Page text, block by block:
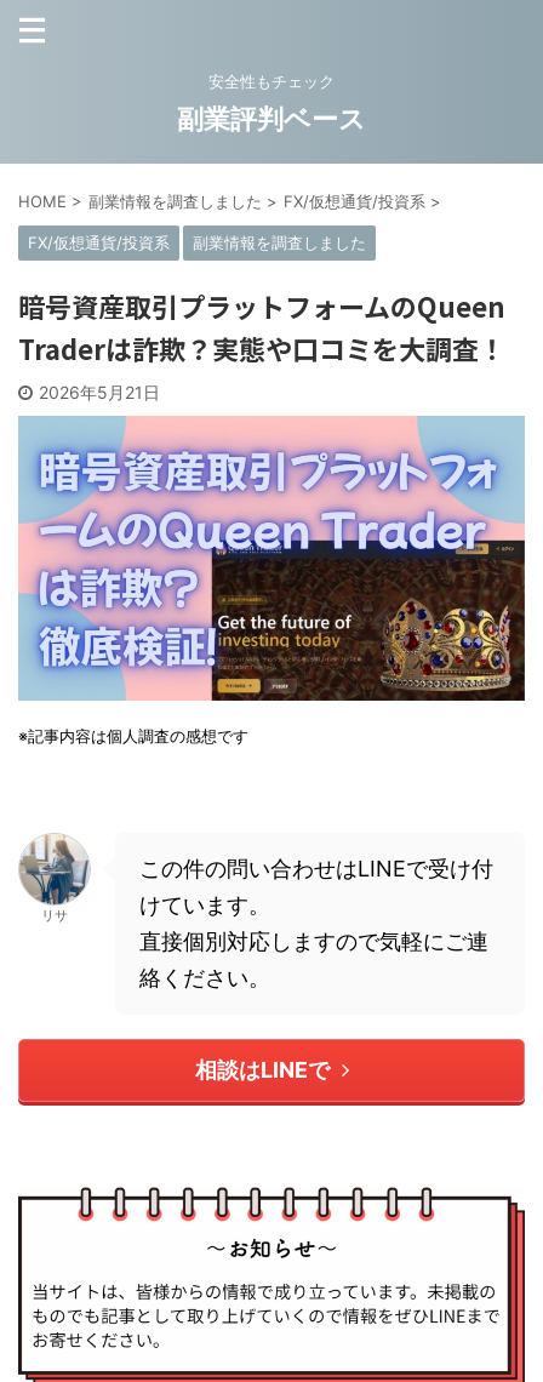
安全性もチェック
副業評判ベース
HOME > 副業情報を調査しました > FX/仮想通貨/投資系 >
FX/仮想通貨/投資系 副業情報を調査しました
暗号資産取引プラットフォームのQueen
Traderは詐欺？実態や口コミを大調査！
2026年5月21日
※記事内容は個人調査の感想です
リサ
この件の問い合わせはLINEで受け付
けています。
直接個別対応しますので気軽にご連
絡ください。
相談はLINEで